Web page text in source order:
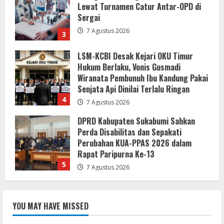
4
Wiranata Pembunuh Ibu Kandung Pakai
Senjata Api Dinilai Terlalu Ringan
5
DPRD Kabupaten Sukabumi Sahkan
Perda Disabilitas dan Sepakati
Perubahan KUA-PPAS 2026 dalam
Rapat Paripurna Ke-13
7 Agustus 2026
1
Bupati dan Wakil Bupati Buol Pimpin
Rapat Evaluasi dan Pedoman MCSP
2026
7 Agustus 2026
Perkuat Literasi Cek Fakta”
YOU MAY HAVE MISSED